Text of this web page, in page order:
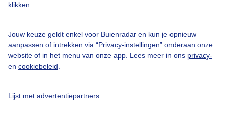
klikken.
Jouw keuze geldt enkel voor Buienradar en kun je opnieuw
aanpassen of intrekken via “Privacy-instellingen” onderaan onze
website of in het menu van onze app. Lees meer in ons privacy-
en cookiebeleid
Lijst met advertentiepartners
Adverteren
Privacy beleid
Cookie beleid